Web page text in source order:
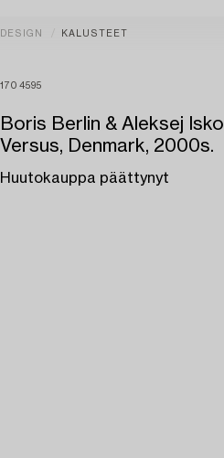
DESIGN KALUSTEET
1704595
Boris Berlin & Aleksej
Versus, Denmark, 2000s.
Huutokauppa päättynyt